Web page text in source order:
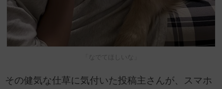
「なでてほしいな」
その健気な仕草に気付いた投稿主さんが、スマホ